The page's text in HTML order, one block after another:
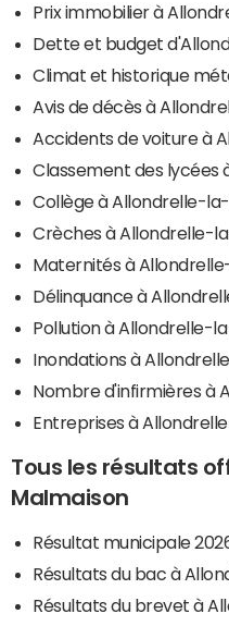
Prix immobilier à
Dette et budget
Climat et historique
Avis de décès à
Accidents de voiture à
Classement des lycées
Collège à Allondrelle-
Crèches à Allondrelle-
Maternités à
Délinquance à
Pollution à Allondrelle-
Inondations à
Nombre d'infirmières à
Entreprises à
Tous les résultats
Malmaison
Résultat municipale
Résultats du bac à
Résultats du brevet à